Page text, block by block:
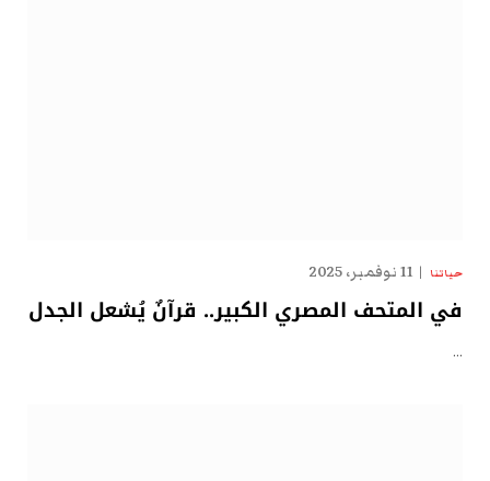
حياتنا 11 نوفمبر، 2025
في المتحف المصري الكبير.. قرآنٌ يُشعل الجدل
…